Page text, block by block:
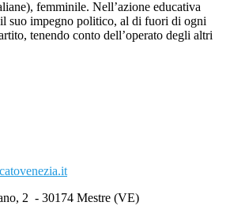
femminile. Nell’azione educativa
suo impegno politico, al di fuori di ogni
tenendo conto dell’operato degli altri
2 - 30174 Mestre (VE)